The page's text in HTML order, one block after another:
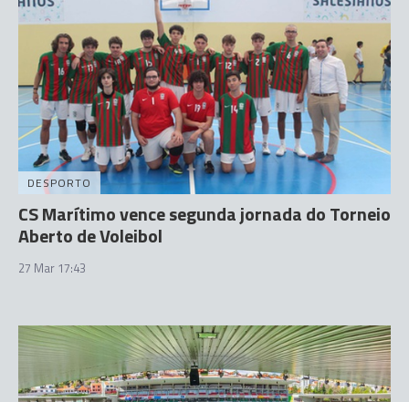
DESPORTO
CS Marítimo vence segunda jornada do Torneio
Aberto de Voleibol
27 Mar 17:43